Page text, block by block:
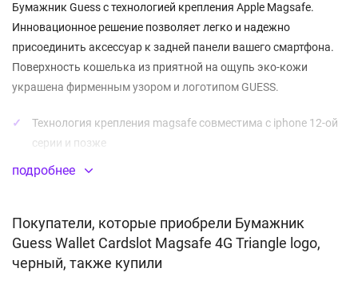
Бумажник Guess с технологией крепления Apple Magsafe.
Инновационное решение позволяет легко и надежно
присоединить аксессуар к задней панели вашего смартфона.
Поверхность кошелька из приятной на ощупь эко-кожи
украшена фирменным узором и логотипом GUESS.
Технология крепления magsafe совместима с iphone 12-ой
серии и позже
Материал:искусственная кожа
подробнее
Покупатели, которые приобрели Бумажник
Guess Wallet Cardslot Magsafe 4G Triangle logo,
черный, также купили